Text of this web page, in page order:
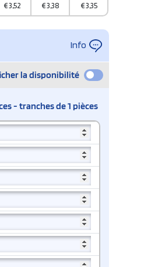
€3,52 €3,38 €3,35
Info
la disponibilité
- tranches de 1 pièces